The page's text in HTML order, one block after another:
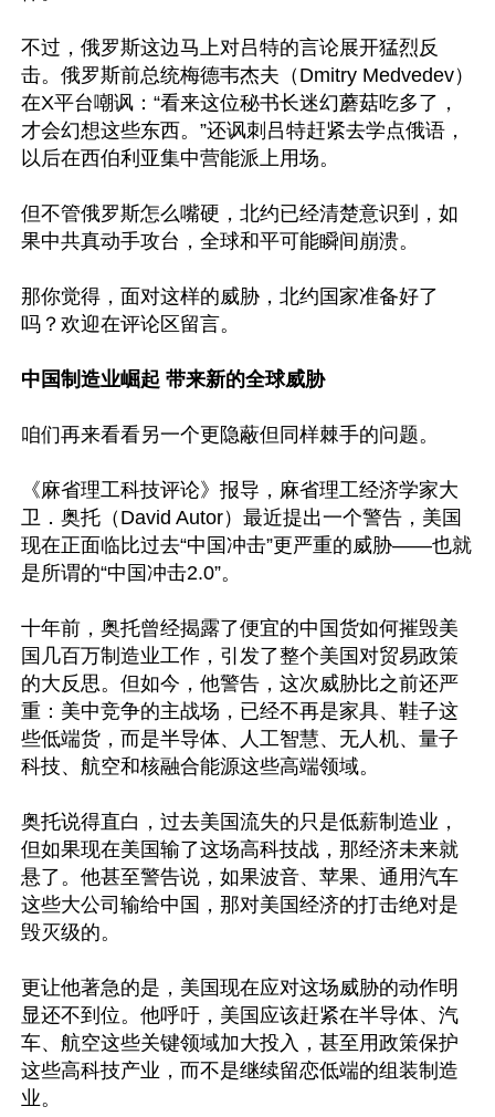
不过，俄罗斯这边马上对吕特的言论展开猛烈反
击。俄罗斯前总统梅德韦杰夫（Dmitry Medvedev）
在X平台嘲讽：“看来这位秘书长迷幻蘑菇吃多了，
才会幻想这些东西。”还讽刺吕特赶紧去学点俄语，
以后在西伯利亚集中营能派上用场。
但不管俄罗斯怎么嘴硬，北约已经清楚意识到，如
果中共真动手攻台，全球和平可能瞬间崩溃。
那你觉得，面对这样的威胁，北约国家准备好了
吗？欢迎在评论区留言。
中国制造业崛起 带来新的全球威胁
咱们再来看看另一个更隐蔽但同样棘手的问题。
《麻省理工科技评论》报导，麻省理工经济学家大
卫．奥托（David Autor）最近提出一个警告，美国
现在正面临比过去“中国冲击”更严重的威胁——也就
是所谓的“中国冲击2.0”。
十年前，奥托曾经揭露了便宜的中国货如何摧毁美
国几百万制造业工作，引发了整个美国对贸易政策
的大反思。但如今，他警告，这次威胁比之前还严
重：美中竞争的主战场，已经不再是家具、鞋子这
些低端货，而是半导体、人工智慧、无人机、量子
科技、航空和核融合能源这些高端领域。
奥托说得直白，过去美国流失的只是低薪制造业，
但如果现在美国输了这场高科技战，那经济未来就
悬了。他甚至警告说，如果波音、苹果、通用汽车
这些大公司输给中国，那对美国经济的打击绝对是
毁灭级的。
更让他著急的是，美国现在应对这场威胁的动作明
显还不到位。他呼吁，美国应该赶紧在半导体、汽
车、航空这些关键领域加大投入，甚至用政策保护
这些高科技产业，而不是继续留恋低端的组装制造
业。